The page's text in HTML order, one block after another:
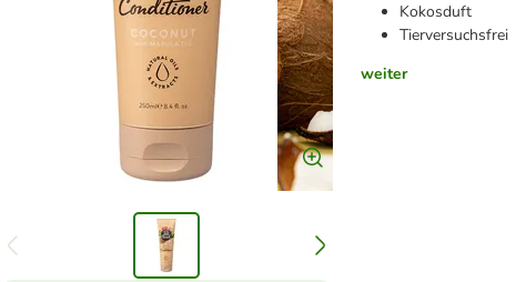
Kokosduft
Tierversuchsfrei
weiter